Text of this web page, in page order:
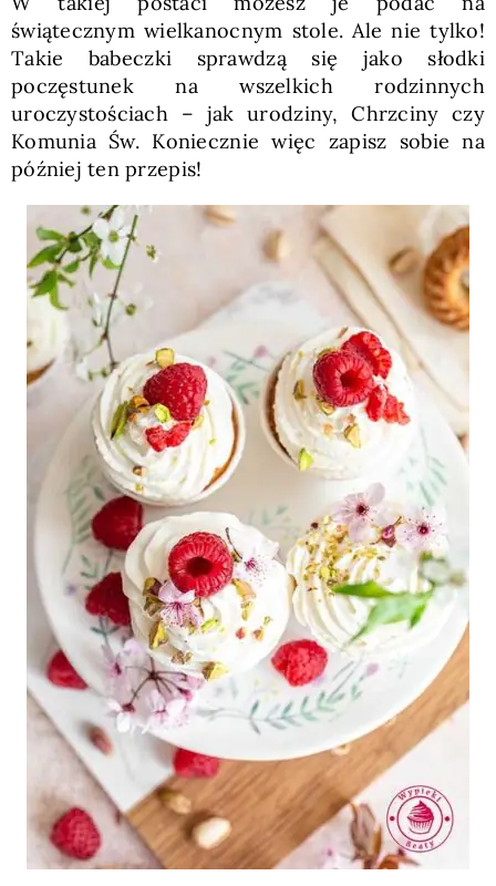
świątecznym wielkanocnym stole. Ale nie tylko!
Takie babeczki sprawdzą się jako słodki
poczęstunek na wszelkich rodzinnych
uroczystościach – jak urodziny, Chrzciny czy
Komunia Św. Koniecznie więc zapisz sobie na
później ten przepis!